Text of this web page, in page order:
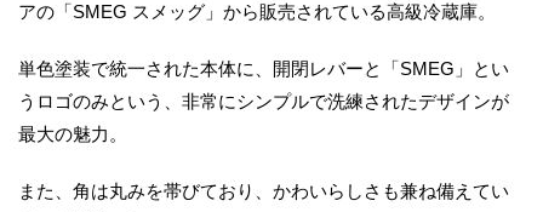
アの「SMEG スメッグ」から販売されている高級冷蔵庫。
単色塗装で統一された本体に、開閉レバーと「SMEG」とい
うロゴのみという、非常にシンプルで洗練されたデザインが
最大の魅力。
また、角は丸みを帯びており、かわいらしさも兼ね備えてい